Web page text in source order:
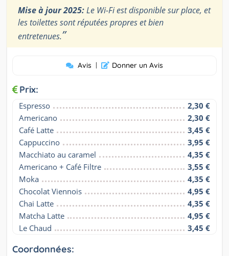
Mise à jour 2025:Le Wi-Fi est disponible sur place, et
les toilettes sont réputées propres et bien
entretenues.”
Avis | Donner un Avis
Prix:
Espresso
2,30 €
Americano
2,30 €
Café Latte
3,45 €
Cappuccino
3,95 €
Macchiato au caramel
4,35 €
Americano + Café Filtre
3,55 €
Moka
4,35 €
Chocolat Viennois
4,95 €
Chai Latte
4,35 €
Matcha Latte
4,95 €
Le Chaud
3,45 €
Coordonnées: